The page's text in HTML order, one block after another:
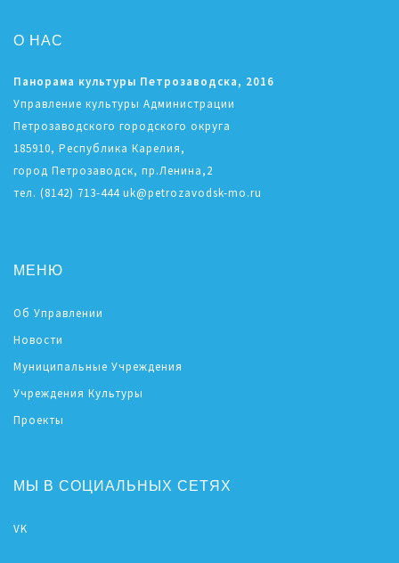
О НАС
Панорама культуры Петрозаводска, 2016
Управление культуры Администрации
Петрозаводского городского округа
185910, Республика Карелия,
город Петрозаводск, пр.Ленина,2
тел. (8142) 713-444 uk@petrozavodsk-mo.ru
МЕНЮ
Об Управлении
Новости
Муниципальные Учреждения
Учреждения Культуры
Проекты
МЫ В СОЦИАЛЬНЫХ СЕТЯХ
VK